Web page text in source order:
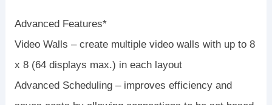
Advanced Features*
Video Walls – create multiple video walls with up to 8
x 8 (64 displays max.) in each layout
Advanced Scheduling – improves efficiency and